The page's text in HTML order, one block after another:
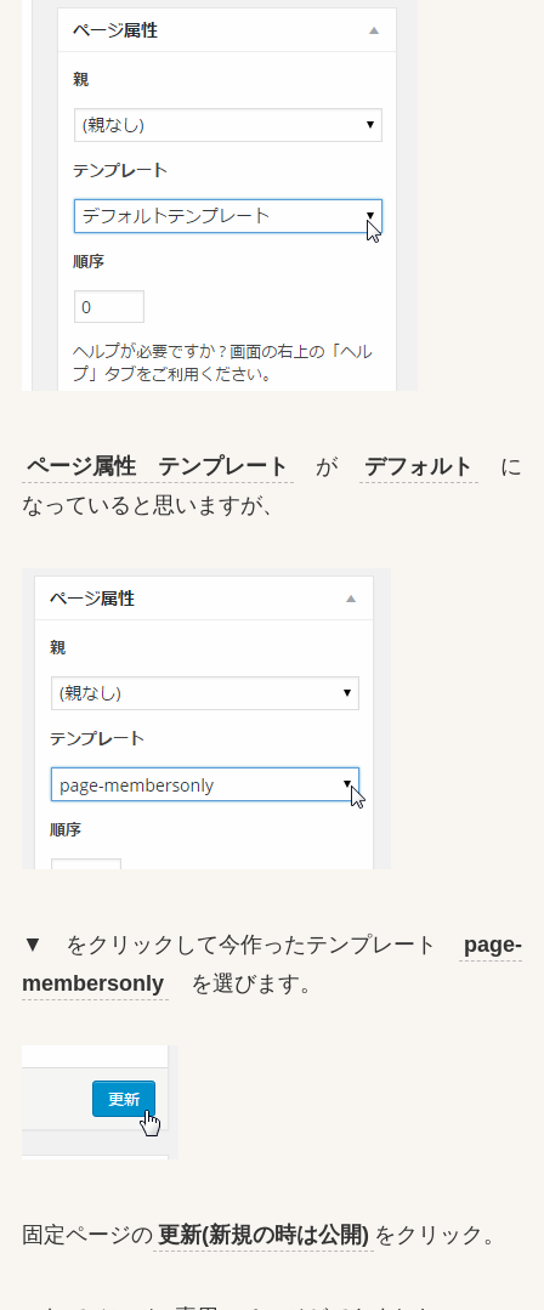
ページ属性 テンプレート が デフォルト
に
なっていると思いますが、
▼ をクリックして今作ったテンプレート
page-
membersonly
を選びます。
固定ページの 更新(新規の時は公開) をクリック。